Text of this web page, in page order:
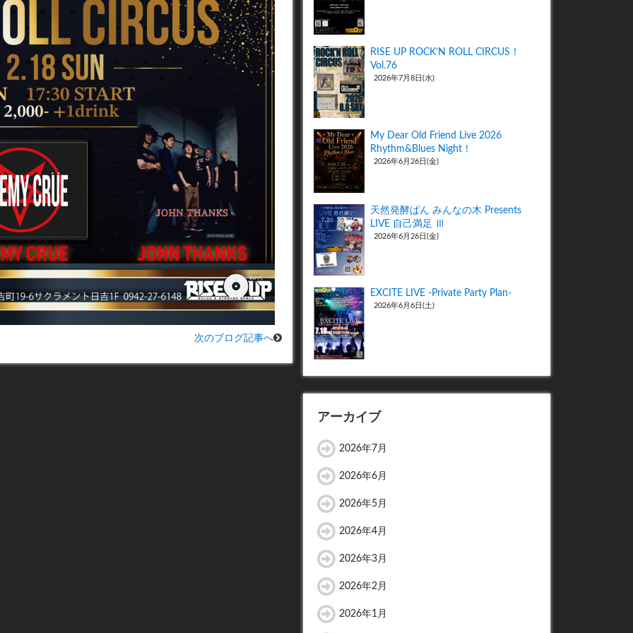
次のブログ記事へ
RISE UP ROCK’N ROLL CIRCUS！
Vol.76
2026年7月8日(水)
My Dear Old Friend Live 2026
Rhythm&Blues Night！
2026年6月26日(金)
天然発酵ぱん みんなの木 Presents
LIVE 自己満足 Ⅲ
2026年6月26日(金)
EXCITE LIVE -Private Party Plan-
2026年6月6日(土)
アーカイブ
2026年7月
2026年6月
2026年5月
2026年4月
2026年3月
2026年2月
2026年1月